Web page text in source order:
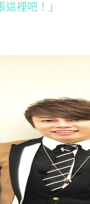
裡吧！」